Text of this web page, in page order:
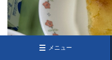
メニュー